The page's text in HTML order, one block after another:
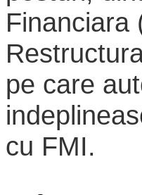
Financiara
pe care
cu FMI.